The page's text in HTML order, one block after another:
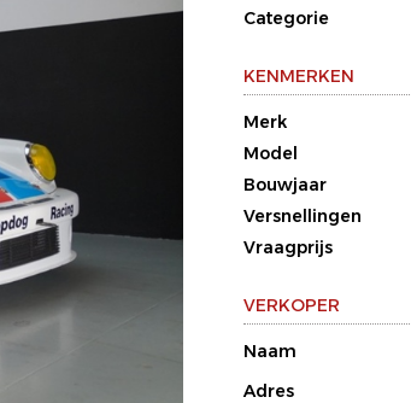
Categorie
KENMERKEN
Merk
Model
Bouwjaar
Versnellingen
Vraagprijs
VERKOPER
Naam
Adres